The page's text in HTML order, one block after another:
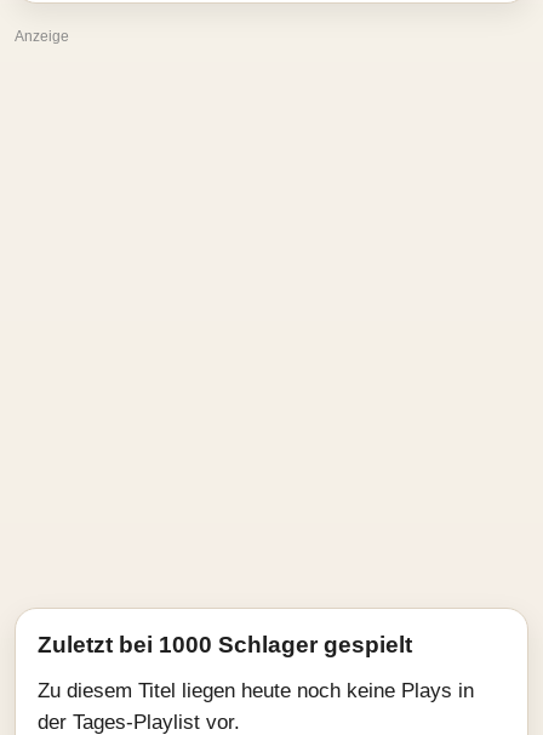
Anzeige
Zuletzt bei 1000 Schlager gespielt
Zu diesem Titel liegen heute noch keine Plays in
der Tages-Playlist vor.